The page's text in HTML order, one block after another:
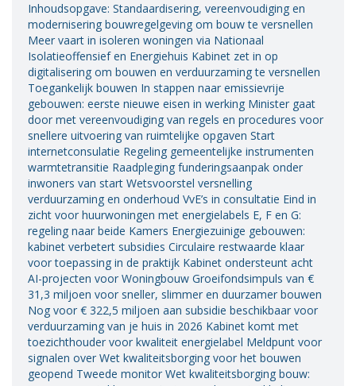
Inhoudsopgave: Standaardisering, vereenvoudiging en
modernisering bouwregelgeving om bouw te versnellen
Meer vaart in isoleren woningen via Nationaal
Isolatieoffensief en Energiehuis Kabinet zet in op
digitalisering om bouwen en verduurzaming te versnellen
Toegankelijk bouwen In stappen naar emissievrije
gebouwen: eerste nieuwe eisen in werking Minister gaat
door met vereenvoudiging van regels en procedures voor
snellere uitvoering van ruimtelijke opgaven Start
internetconsulatie Regeling gemeentelijke instrumenten
warmtetransitie Raadpleging funderingsaanpak onder
inwoners van start Wetsvoorstel versnelling
verduurzaming en onderhoud VvE’s in consultatie Eind in
zicht voor huurwoningen met energielabels E, F en G:
regeling naar beide Kamers Energiezuinige gebouwen:
kabinet verbetert subsidies Circulaire restwaarde klaar
voor toepassing in de praktijk Kabinet ondersteunt acht
AI-projecten voor Woningbouw Groeifondsimpuls van €
31,3 miljoen voor sneller, slimmer en duurzamer bouwen
Nog voor € 322,5 miljoen aan subsidie beschikbaar voor
verduurzaming van je huis in 2026 Kabinet komt met
toezichthouder voor kwaliteit energielabel Meldpunt voor
signalen over Wet kwaliteitsborging voor het bouwen
geopend Tweede monitor Wet kwaliteitsborging bouw: